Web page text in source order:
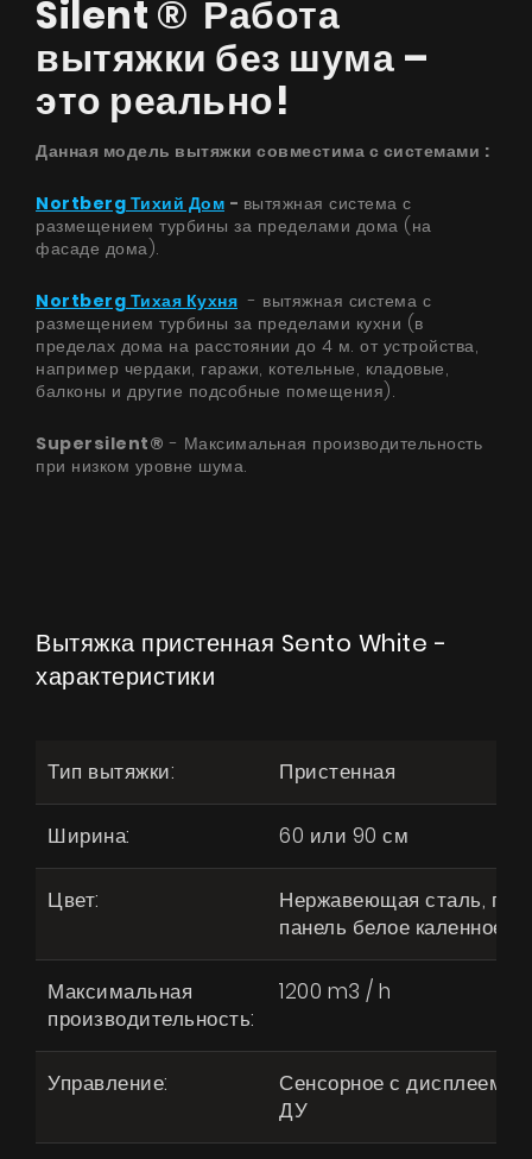
Silent ® Работа
вытяжки без шума –
это реально!
Данная модель вытяжки совместима с системами ​:
Nortberg Тихий Дом - вытяжная система с
размещением турбины за пределами дома (на
фасаде дома).
Nortberg Тихая Кухня - вытяжная система с
размещением турбины за пределами кухни (в
пределах дома на расстоянии до 4 м. от устройства,
например чердаки, гаражи, котельные, кладовые,
балконы и другие подсобные помещения).
Supersilent® - Максимальная производительность
при низком уровне шума.
Вытяжка пристенная Sento White -
характеристики
Тип вытяжки: Пристенная
Ширина: 60 или 90 см
Цвет:
Нержавеющая сталь,
панель белое каленное
Максимальная
производительность:
1200 m3 / h
Управление:
Сенсорное с дисплеем,
ДУ